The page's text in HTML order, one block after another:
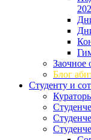
Заочное
Блог
Студенту и